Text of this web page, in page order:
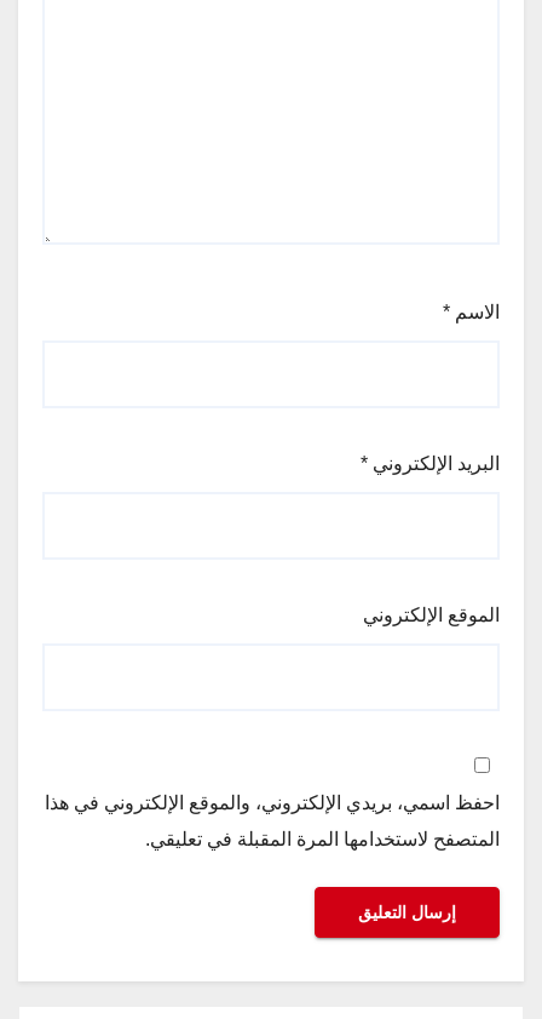
الاسم *
البريد الإلكتروني *
الموقع الإلكتروني
احفظ اسمي، بريدي الإلكتروني، والموقع الإلكتروني في هذا
المتصفح لاستخدامها المرة المقبلة في تعليقي.